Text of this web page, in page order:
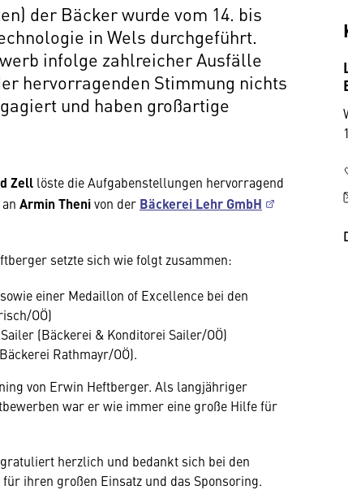
der Bäcker wurde vom 14. bis
in Wels durchgeführt.
infolge zahlreicher Ausfälle
hervorragenden Stimmung nichts
und haben großartige
Zell löste die Aufgabenstellungen hervorragend
Armin Thenivon der Bäckerei Lehr GmbH
setzte sich wie folgt zusammen:
einer Medaillon of Excellence bei den
OÖ)
(Bäckerei & Konditorei Sailer/OÖ)
Rathmayr/OÖ).
von Erwin Heftberger. Als langjähriger
war er wie immer eine große Hilfe für
herzlich und bedankt sich bei den
ihren großen Einsatz und das Sponsoring.